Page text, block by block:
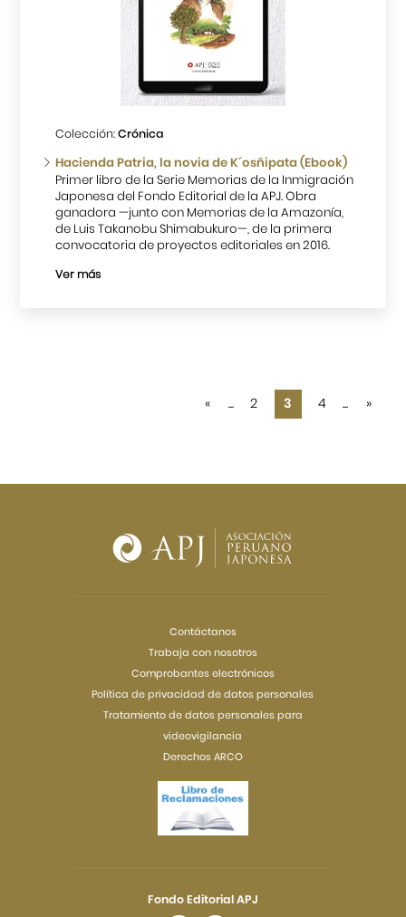
Colección:Crónica
Hacienda Patria, la novia de K´osñipata (Ebook)
Primer libro de la Serie Memorias de la Inmigración
Japonesa del Fondo Editorial de la APJ. Obra
ganadora —junto con Memorias de la Amazonía,
de Luis Takanobu Shimabukuro—, de la primera
convocatoria de proyectos editoriales en 2016.
Ver más
« ... 2 3 4 ... »
Fondo Editorial APJ
Contáctanos
Trabaja con nosotros
Comprobantes electrónicos
Política de privacidad de datos personales
Tratamiento de datos personales para
videovigilancia
Derechos ARCO